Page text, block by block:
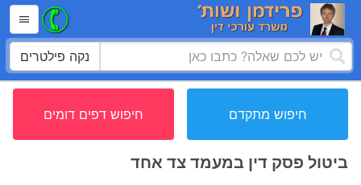
נקה פילטרים
חיפוש מתקדם חיפוש דפים דומים
ביטול פסק דין במעמד צד אחד